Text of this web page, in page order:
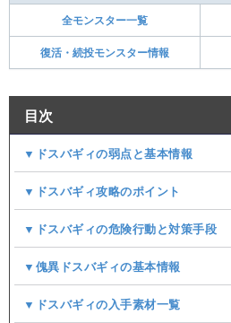
全モンスター一覧
復活・続投モンスター情報
目次
▼ドスバギィの弱点と基本情報
▼ドスバギィ攻略のポイント
▼ドスバギィの危険行動と対策手段
▼傀異ドスバギィの基本情報
▼ドスバギィの入手素材一覧